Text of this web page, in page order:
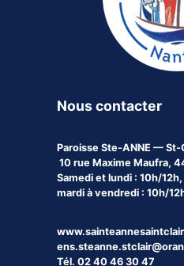
Nous contacter
Paroisse Ste-ANNE — St-
10 rue Maxime Maufra,
Samedi et lundi : 10h/12h,
mardi à vendredi : 10h/
Tél. 02 40 46 30 47